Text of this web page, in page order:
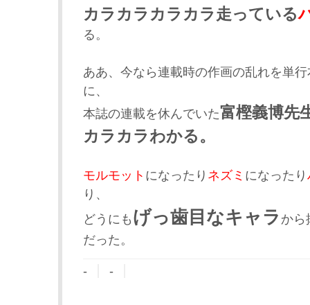
カラカラカラカラ走っている
る。
ああ、今なら連載時の作画の乱れを単
に、
本誌の連載を休んでいた富樫義博先
カラカラわかる。
モルモット になったり ネズミ になったり
り、
どうにも げっ歯目なキャラ から
だった。
- -